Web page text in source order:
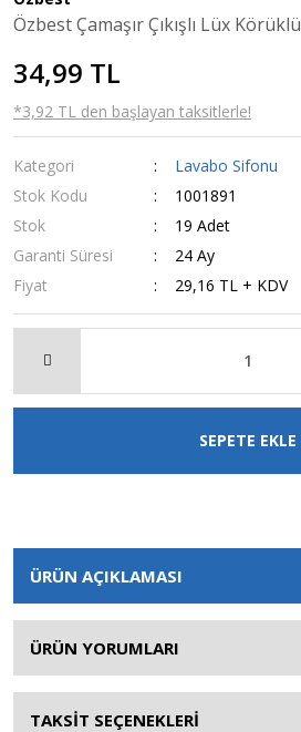
Özbest Çamaşır Çıkışlı Lüx
34,99 TL
*3,92 TL den başlayan taksitlerle!
Kategori
Lavabo Sifonu
Stok Kodu
1001891
Stok
19 Adet
Garanti Süresi
24 Ay
Fiyat
29,16 TL + KDV
SEPETE EKLE
ÜRÜN AÇIKLAMASI
ÜRÜN YORUMLARI
TAKSİT SEÇENEKLERİ